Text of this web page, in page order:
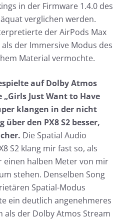
in der Firmware 1.4.0 des
verglichen werden.
der AirPods Max
der Immersive Modus des
Material vermochte.
auf Dolby Atmos
Just Want to Have
klangen in der nicht
über den PX8 S2 besser,
Die Spatial Audio
S2 klang mir fast so, als
halben Meter von mir
stehen. Denselben Song
Spatial-Modus
ein deutlich angenehmeres
als der Dolby Atmos Stream